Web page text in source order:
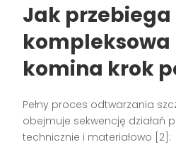
Jak przebiega
kompleksowa
komina krok
Pełny proces odtwarzania
obejmuje sekwencję działań
technicznie i materiałowo [2]: